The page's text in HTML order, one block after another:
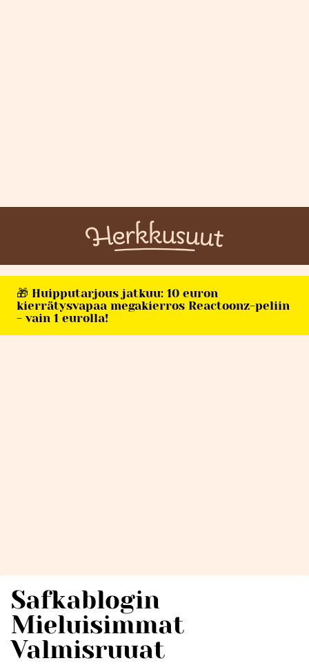
🎁 Huipputarjous jatkuu: 10 euron
kierrätysvapaa megakierros Reactoonz-peliin
- vain 1 eurolla!
Safkablogin
Mieluisimmat
Valmisruuat